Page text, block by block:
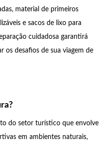
material de primeiros
​​e sacos de lixo para
cuidadosa garantirá
os desafios de sua viagem de
do setor turístico que envolve
em ambientes naturais,